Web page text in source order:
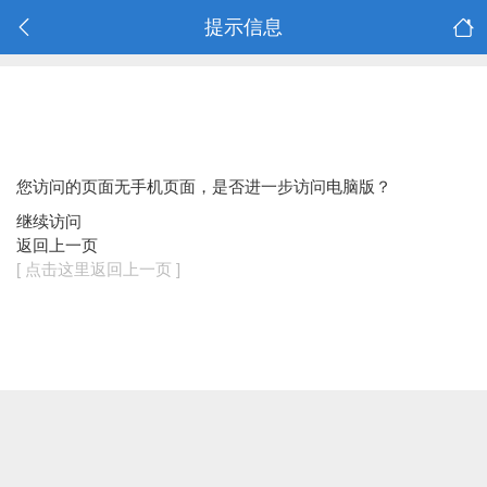
提示信息
您访问的页面无手机页面，是否进一步访问电脑版？
继续访问
返回上一页
[ 点击这里返回上一页 ]